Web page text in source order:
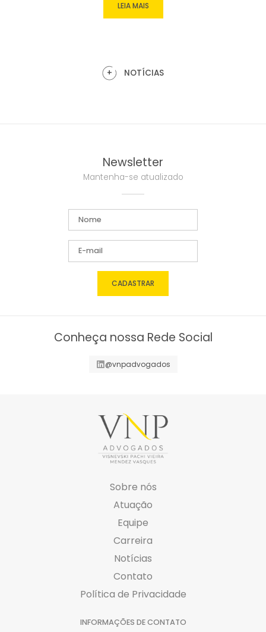
LEIA MAIS
+ NOTÍCIAS
Newsletter
Mantenha-se atualizado
CADASTRAR
Conheça nossa Rede Social
@vnpadvogados
Sobre nós
Atuação
Equipe
Carreira
Notícias
Contato
Política de Privacidade
INFORMAÇÕES DE CONTATO